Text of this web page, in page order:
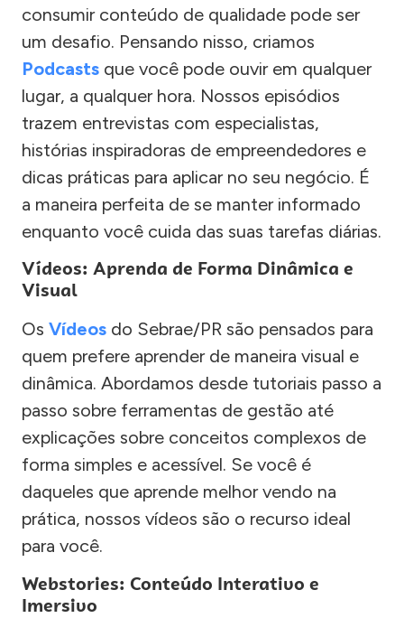
consumir conteúdo de qualidade pode ser
um desafio. Pensando nisso, criamos
Podcasts que você pode ouvir em qualquer
lugar, a qualquer hora. Nossos episódios
trazem entrevistas com especialistas,
histórias inspiradoras de empreendedores e
dicas práticas para aplicar no seu negócio. É
a maneira perfeita de se manter informado
enquanto você cuida das suas tarefas diárias.
Vídeos: Aprenda de Forma Dinâmica e
Visual
Os Vídeos do Sebrae/PR são pensados para
quem prefere aprender de maneira visual e
dinâmica. Abordamos desde tutoriais passo a
passo sobre ferramentas de gestão até
explicações sobre conceitos complexos de
forma simples e acessível. Se você é
daqueles que aprende melhor vendo na
prática, nossos vídeos são o recurso ideal
para você.
Webstories: Conteúdo Interativo e
Imersivo